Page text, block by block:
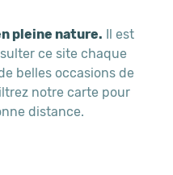
pleine nature. Il est
ce site chaque
belles occasions de
notre carte pour
distance.